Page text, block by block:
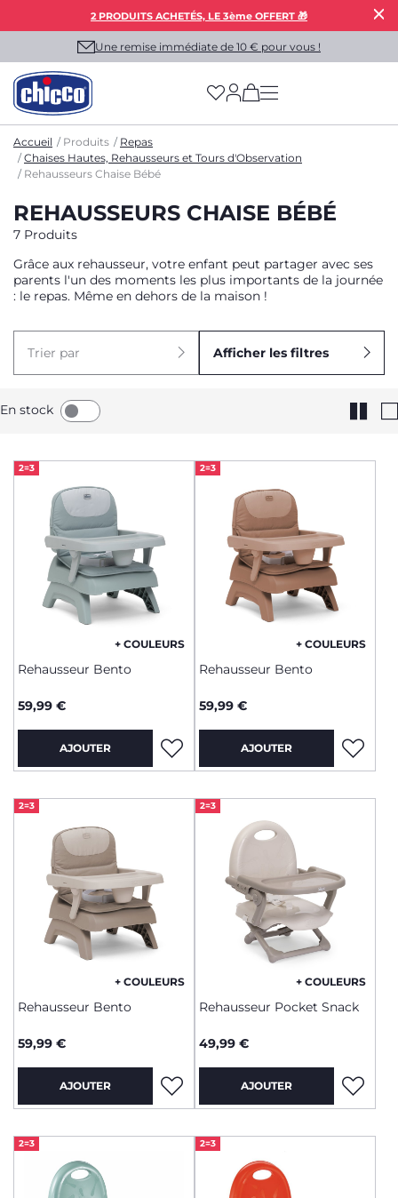
2 PRODUITS ACHETÉS, LE 3ème OFFERT 🎁
Une remise immédiate de 10 € pour vous !
(has more options
Accueil Produits
Repas
Chaises Hautes, Rehausseurs et Tours d'Observation
Rehausseurs Chaise Bébé
REHAUSSEURS CHAISE BÉBÉ
7 Produits
Grâce aux rehausseur, votre enfant peut partager avec ses
parents l'un des moments les plus importants de la journée
: le repas. Même en dehors de la maison !
Trier par Afficher les filtres
En stock
2=3
+ COULEURS
Rehausseur Bento
59,99 €
AJOUTER
2=3
+ COULEURS
Rehausseur Bento
59,99 €
AJOUTER
2=3
+ COULEURS
Rehausseur Bento
59,99 €
AJOUTER
2=3
+ COULEURS
Rehausseur Pocket Snack
49,99 €
AJOUTER
2=3 2=3